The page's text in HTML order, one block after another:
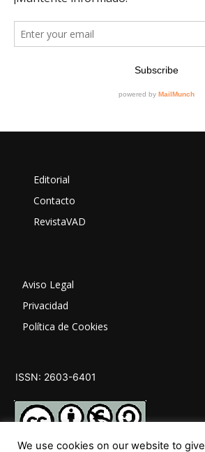
Editorial
Contacto
RevistaVAD
Aviso Legal
Privacidad
Política de Cookies
ISSN: 2603-6401
We use cookies on our website to